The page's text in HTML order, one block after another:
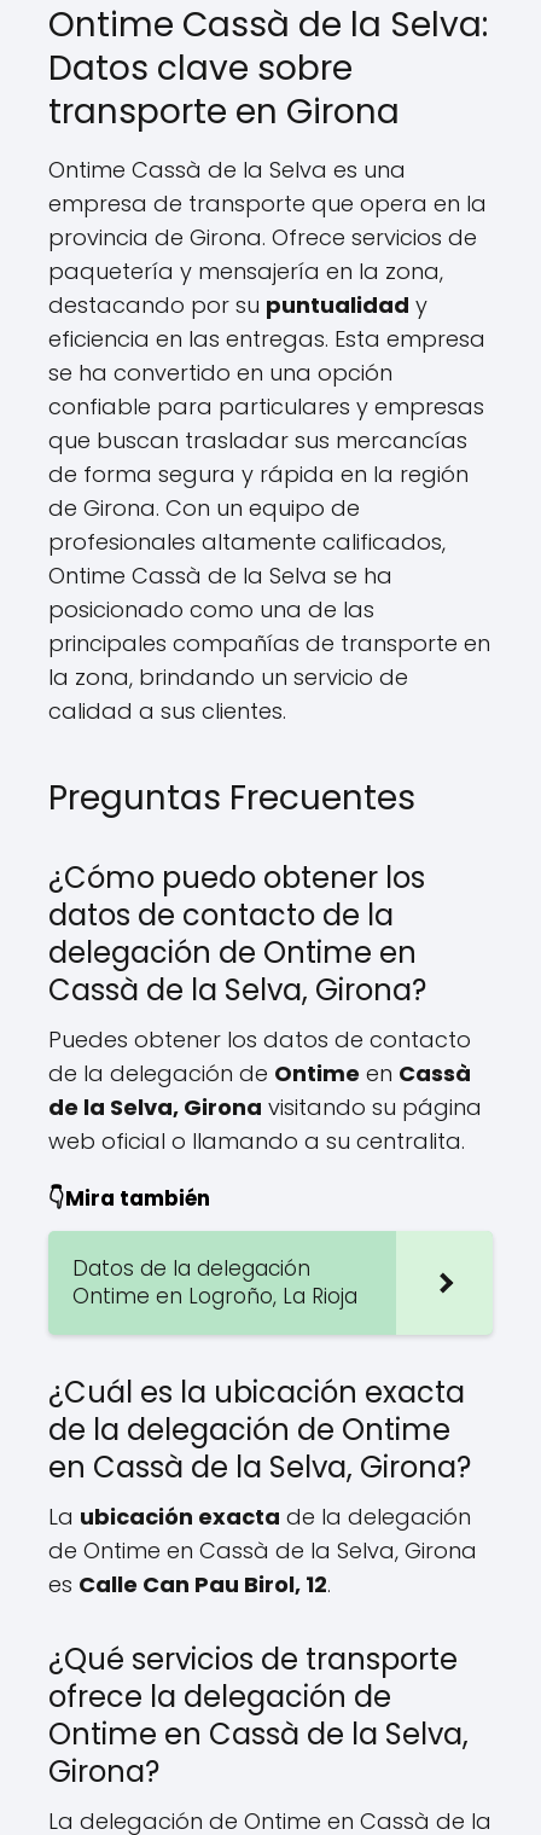
Ontime Cassà de la Selva:
Datos clave sobre
transporte en Girona
Ontime Cassà de la Selva es una
empresa de transporte que opera en la
provincia de Girona. Ofrece servicios de
paquetería y mensajería en la zona,
destacando por su puntualidad y
eficiencia en las entregas. Esta empresa
se ha convertido en una opción
confiable para particulares y empresas
que buscan trasladar sus mercancías
de forma segura y rápida en la región
de Girona. Con un equipo de
profesionales altamente calificados,
Ontime Cassà de la Selva se ha
posicionado como una de las
principales compañías de transporte en
la zona, brindando un servicio de
calidad a sus clientes.
Preguntas Frecuentes
¿Cómo puedo obtener los
datos de contacto de la
delegación de Ontime en
Cassà de la Selva, Girona?
Puedes obtener los datos de contacto
de la delegación de Ontime en Cassà
de la Selva, Girona visitando su página
web oficial o llamando a su centralita.
👇Mira también
Datos de la delegación
Ontime en Logroño, La Rioja
¿Cuál es la ubicación exacta
de la delegación de Ontime
en Cassà de la Selva, Girona?
La ubicación exacta de la delegación
de Ontime en Cassà de la Selva, Girona
es Calle Can Pau Birol, 12.
¿Qué servicios de transporte
ofrece la delegación de
Ontime en Cassà de la Selva,
Girona?
La delegación de Ontime en Cassà de la